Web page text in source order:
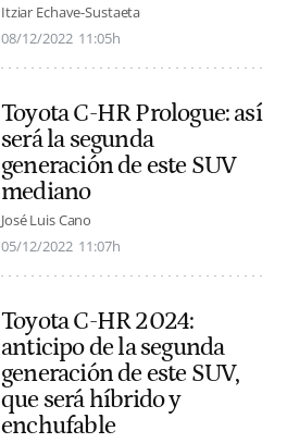
Itziar Echave-Sustaeta
08/12/2022 11:05h
Toyota C-HR Prologue: así
será la segunda
generación de este SUV
mediano
José Luis Cano
05/12/2022 11:07h
Toyota C-HR 2024:
anticipo de la segunda
generación de este SUV,
que será híbrido y
enchufable